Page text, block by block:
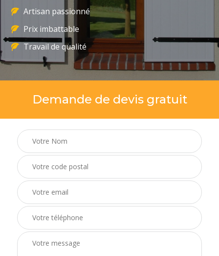
Artisan passionné
Prix imbattable
Travail de qualité
Demande de devis gratuit